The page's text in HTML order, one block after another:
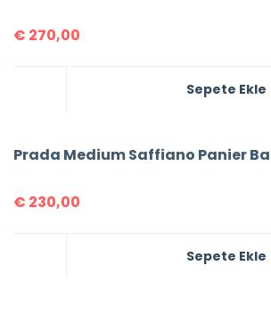
€ 270,00
Sepete Ekle
Prada Medium Saffiano Panier
€ 230,00
Sepete Ekle